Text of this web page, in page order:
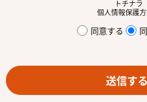
す。）の適正な保護を重大な責務と認識
(1) お客さま情報に適用される個人情報
法令を遵守し、適切に取り扱います。ま
トチナラ
個人情報保護
同意する
送信する